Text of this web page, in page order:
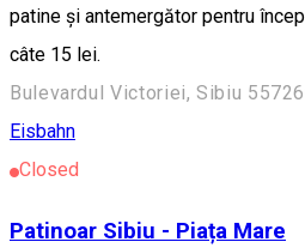
patine și antemergător pentru
câte 15 lei.
Bulevardul Victoriei, Sibiu
Eisbahn
Closed
Patinoar Sibiu - Piața Mare